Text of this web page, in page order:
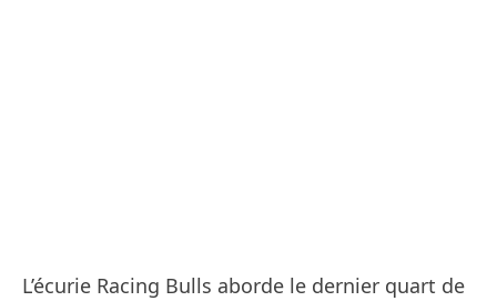
L’écurie Racing Bulls aborde le dernier quart de